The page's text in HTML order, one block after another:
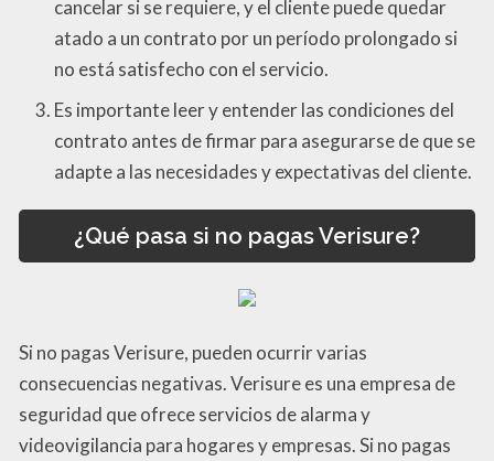
cancelar si se requiere, y el cliente puede quedar
atado a un contrato por un período prolongado si
no está satisfecho con el servicio.
Es importante leer y entender las condiciones del
contrato antes de firmar para asegurarse de que se
adapte a las necesidades y expectativas del cliente.
¿Qué pasa si no pagas Verisure?
Si no pagas Verisure, pueden ocurrir varias
consecuencias negativas. Verisure es una empresa de
seguridad que ofrece servicios de alarma y
videovigilancia para hogares y empresas. Si no pagas